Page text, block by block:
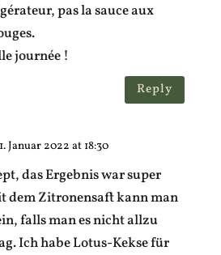
pas la sauce aux
journée !
Reply
Januar 2022 at 18:30
das Ergebnis war super
dem Zitronensaft kann man
falls man es nicht allzu
Ich habe Lotus-Kekse für